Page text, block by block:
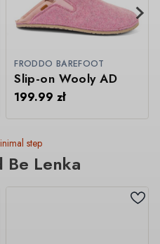
FRODDO BAREFOOT
Slip-on Wooly AD
199.99zł
step
Be Lenka